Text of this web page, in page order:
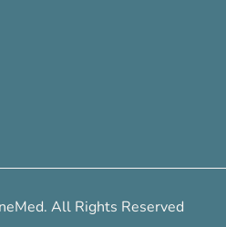
All Rights Reserved